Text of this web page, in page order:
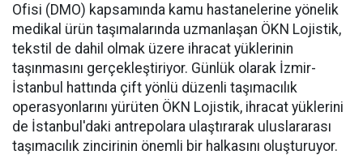
Ofisi (DMO) kapsamında kamu hastanelerine yönelik
medikal ürün taşımalarında uzmanlaşan ÖKN Lojistik,
tekstil de dahil olmak üzere ihracat yüklerinin
taşınmasını gerçekleştiriyor. Günlük olarak İzmir-
İstanbul hattında çift yönlü düzenli taşımacılık
operasyonlarını yürüten ÖKN Lojistik, ihracat yüklerini
de İstanbul'daki antrepolara ulaştırarak uluslararası
taşımacılık zincirinin önemli bir halkasını oluşturuyor.